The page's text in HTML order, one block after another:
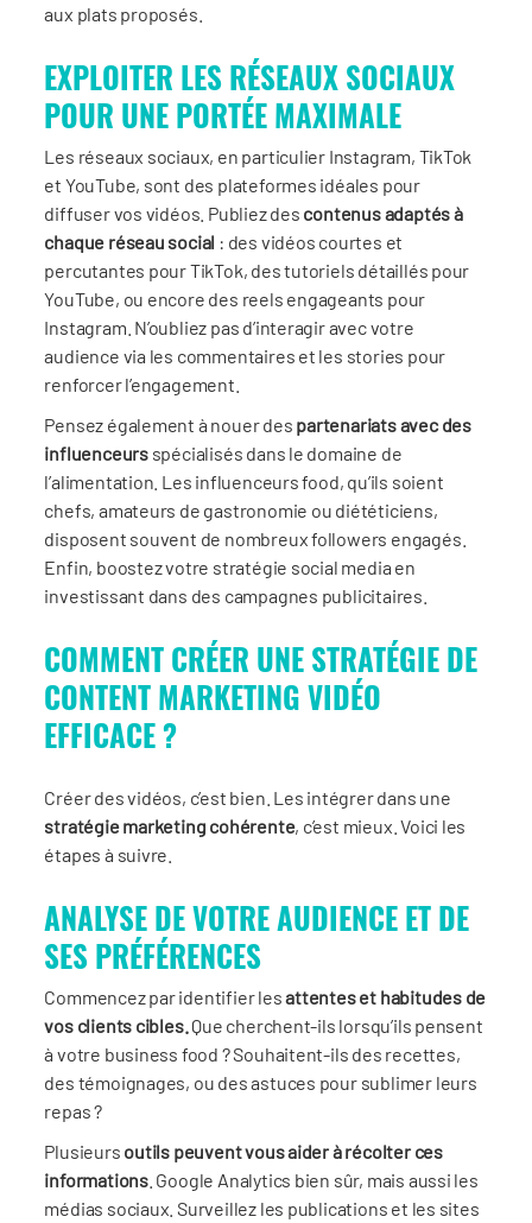
aux plats proposés.
EXPLOITER LES RÉSEAUX SOCIAUX
POUR UNE PORTÉE MAXIMALE
Les réseaux sociaux, en particulier Instagram, TikTok
et YouTube, sont des plateformes idéales pour
diffuser vos vidéos. Publiez des contenus adaptés à
chaque réseau social : des vidéos courtes et
percutantes pour TikTok, des tutoriels détaillés pour
YouTube, ou encore des reels engageants pour
Instagram. N’oubliez pas d’interagir avec votre
audience via les commentaires et les stories pour
renforcer l’engagement.
Pensez également à nouer des partenariats avec des
influenceursspécialisés dans le domaine de
l’alimentation. Les influenceurs food, qu’ils soient
chefs, amateurs de gastronomie ou diététiciens,
disposent souvent de nombreux followers engagés.
Enfin, boostez votre stratégie social media en
investissant dans des campagnes publicitaires.
COMMENT CRÉER UNE STRATÉGIE DE
CONTENT MARKETING VIDÉO
EFFICACE ?
Créer des vidéos, c’est bien. Les intégrer dans une
stratégie marketing cohérente, c’est mieux. Voici les
étapes à suivre.
ANALYSE DE VOTRE AUDIENCE ET DE
SES PRÉFÉRENCES
Commencez par identifier lesattentes et habitudes de
vos clients cibles.Que cherchent-ils lorsqu’ils pensent
à votre business food ? Souhaitent-ils des recettes,
des témoignages, ou des astuces pour sublimer leurs
repas ?
Plusieurs outils peuvent vous aider à récolter ces
informations. Google Analytics bien sûr, mais aussi les
médias sociaux. Surveillez les publications et les sites